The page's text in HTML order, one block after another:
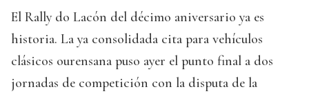
El Rally do Lacón del décimo aniversario ya es
historia. La ya consolidada cita para vehículos
clásicos ourensana puso ayer el punto final a dos
jornadas de competición con la disputa de la